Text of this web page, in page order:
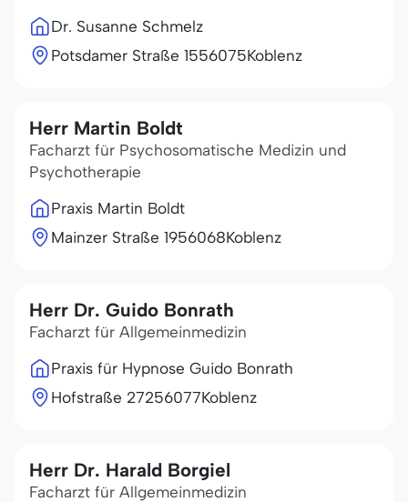
Dr. Susanne Schmelz
Potsdamer Straße 1556075Koblenz
Herr Martin Boldt
Facharzt für Psychosomatische Medizin und
Psychotherapie
Praxis Martin Boldt
Mainzer Straße 1956068Koblenz
Herr Dr. Guido Bonrath
Facharzt für Allgemeinmedizin
Praxis für Hypnose Guido Bonrath
Hofstraße 27256077Koblenz
Herr Dr. Harald Borgiel
Facharzt für Allgemeinmedizin